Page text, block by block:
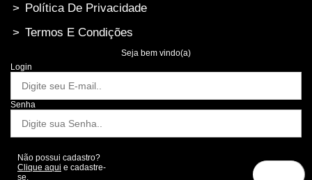
> Política De Privacidade
> Termos E Condições
Seja bem vindo(a)
Login
Senha
Não possui cadastro?
Clique aqui e cadastre-
se.